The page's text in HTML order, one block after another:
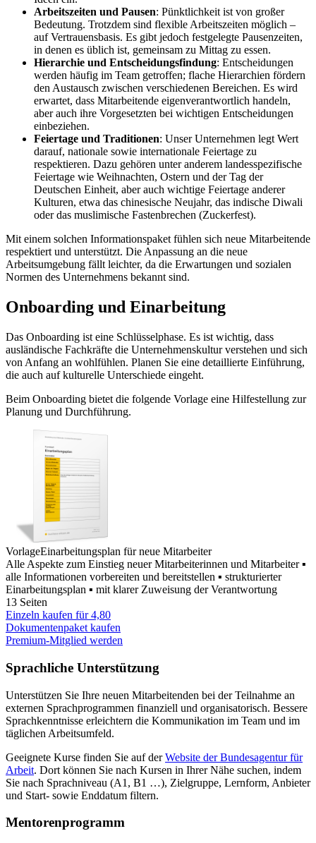
Arbeitszeiten und Pausen: Pünktlichkeit ist von großer
Bedeutung. Trotzdem sind flexible Arbeitszeiten möglich –
auf Vertrauensbasis. Es gibt jedoch festgelegte Pausenzeiten,
in denen es üblich ist, gemeinsam zu Mittag zu essen.
Hierarchie und Entscheidungsfindung: Entscheidungen
werden häufig im Team getroffen; flache Hierarchien fördern
den Austausch zwischen verschiedenen Bereichen. Es wird
erwartet, dass Mitarbeitende eigenverantwortlich handeln,
aber auch ihre Vorgesetzten bei wichtigen Entscheidungen
einbeziehen.
Feiertage und Traditionen: Unser Unternehmen legt Wert
darauf, nationale sowie internationale Feiertage zu
respektieren. Dazu gehören unter anderem landesspezifische
Feiertage wie Weihnachten, Ostern und der Tag der
Deutschen Einheit, aber auch wichtige Feiertage anderer
Kulturen, etwa das chinesische Neujahr, das indische Diwali
oder das muslimische Fastenbrechen (Zuckerfest).
Mit einem solchen Informationspaket fühlen sich neue Mitarbeitende
respektiert und unterstützt. Die Anpassung an die neue
Arbeitsumgebung fällt leichter, da die Erwartungen und sozialen
Normen des Unternehmens bekannt sind.
Onboarding und Einarbeitung
Das Onboarding ist eine Schlüsselphase. Es ist wichtig, dass
ausländische Fachkräfte die Unternehmenskultur verstehen und sich
von Anfang an wohlfühlen. Planen Sie eine detaillierte Einführung,
die auch auf kulturelle Unterschiede eingeht.
Beim Onboarding bietet die folgende Vorlage eine Hilfestellung zur
Planung und Durchführung.
VorlageEinarbeitungsplan für neue Mitarbeiter
Alle Aspekte zum Einstieg neuer Mitarbeiterinnen und Mitarbeiter ▪
alle Informationen vorbereiten und bereitstellen ▪ strukturierter
Einarbeitungsplan ▪ mit klarer Zuweisung der Verantwortung
13 Seiten
Einzeln kaufen für4,80
Dokumentenpaket kaufen
Premium-Mitglied werden
Sprachliche Unterstützung
Unterstützen Sie Ihre neuen Mitarbeitenden bei der Teilnahme an
externen Sprachprogrammen finanziell und organisatorisch. Bessere
Sprachkenntnisse erleichtern die Kommunikation im Team und im
täglichen Arbeitsumfeld.
Geeignete Kurse finden Sie auf derWebsite der Bundesagentur für
Arbeit. Dort können Sie nach Kursen in Ihrer Nähe suchen, indem
Sie nach Sprachniveau (A1, B1 …), Zielgruppe, Lernform, Anbieter
und Start- sowie Enddatum filtern.
Mentorenprogramm